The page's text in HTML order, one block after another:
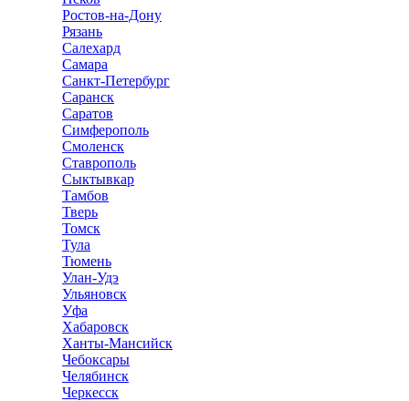
Ростов-на-Дону
Рязань
Салехард
Самара
Санкт-Петербург
Саранск
Саратов
Симферополь
Смоленск
Ставрополь
Сыктывкар
Тамбов
Тверь
Томск
Тула
Тюмень
Улан-Удэ
Ульяновск
Уфа
Хабаровск
Ханты-Мансийск
Чебоксары
Челябинск
Черкесск